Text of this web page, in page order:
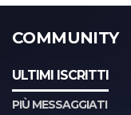
COMMUNITY
ULTIMI ISCRITTI
PIÙ MESSAGGIATI